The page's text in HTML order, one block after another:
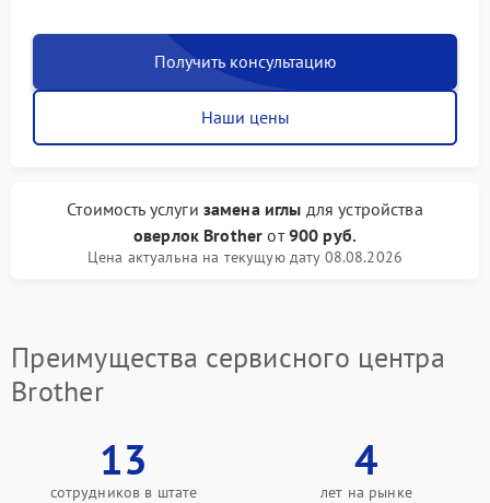
Получить консультацию
Наши цены
Стоимость услуги замена иглы для устройства
оверлок Brother от900 руб.
Цена актуальна на текущую дату 08.08.2026
Преимущества сервисного центра
Brother
13
сотрудников в штате
4
лет на рынке